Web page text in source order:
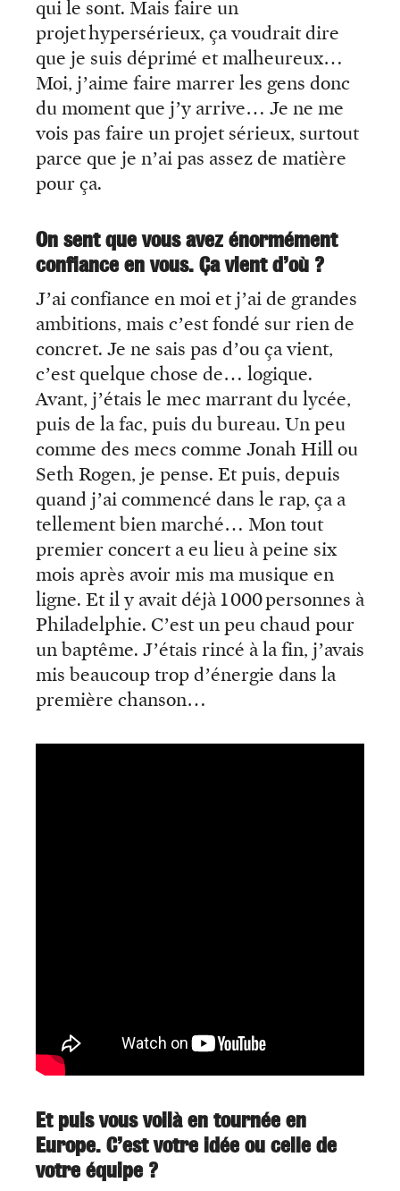
qui le sont. Mais faire un
projet hypersérieux, ça voudrait dire
que je suis déprimé et malheureux…
Moi, j’aime faire marrer les gens donc
du moment que j’y arrive… Je ne me
vois pas faire un projet sérieux, surtout
parce que je n’ai pas assez de matière
pour ça.
On sent que vous avez énormément
confiance en vous. Ça vient d’où ?
J’ai confiance en moi et j’ai de grandes
ambitions, mais c’est fondé sur rien de
concret. Je ne sais pas d’ou ça vient,
c’est quelque chose de… logique.
Avant, j’étais le mec marrant du lycée,
puis de la fac, puis du bureau. Un peu
comme des mecs comme Jonah Hill ou
Seth Rogen, je pense. Et puis, depuis
quand j’ai commencé dans le rap, ça a
tellement bien marché… Mon tout
premier concert a eu lieu à peine six
mois après avoir mis ma musique en
ligne. Et il y avait déjà 1 000 personnes à
Philadelphie. C’est un peu chaud pour
un baptême. J’étais rincé à la fin, j’avais
mis beaucoup trop d’énergie dans la
première chanson…
Et puis vous voilà en tournée en
Europe. C’est votre idée ou celle de
votre équipe ?